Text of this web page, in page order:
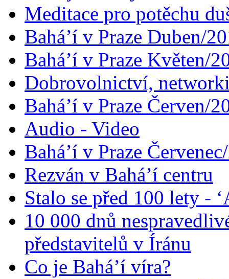
Meditace pro potěchu
Bahá’í v Praze Duben/
Bahá’í v Praze Květen/
Dobrovolnictví,
Bahá’í v Praze Červen/
Audio - Video
Bahá’í v Praze
Rezván v Bahá’í centru
Stalo se před 100 lety -
10 000 dnů
představitelů v Íránu
Co je Bahá’í víra?